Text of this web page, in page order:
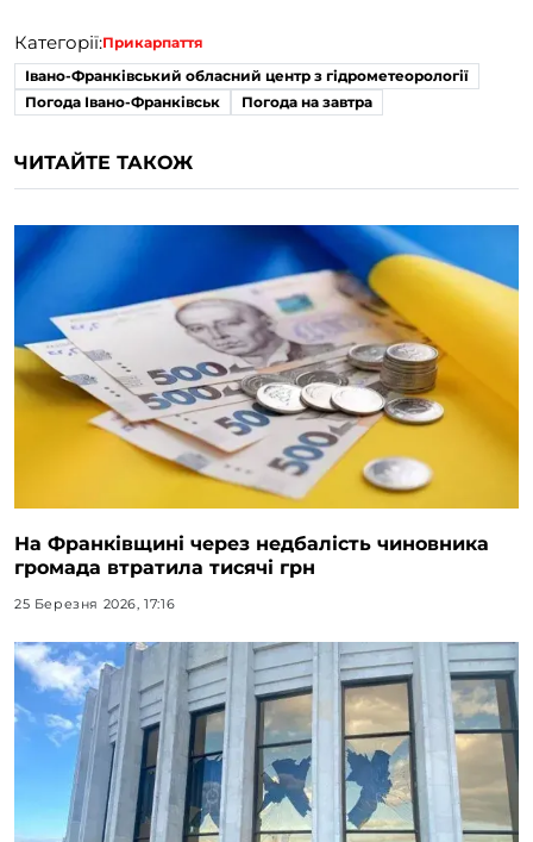
Категорії:Прикарпаття
Івано-Франківський обласний центр з гідрометеорології
Погода Івано-Франківськ
Погода на завтра
ЧИТАЙТЕ ТАКОЖ
На Франківщині через недбалість чиновника
громада втратила тисячі грн
25 Березня 2026, 17:16